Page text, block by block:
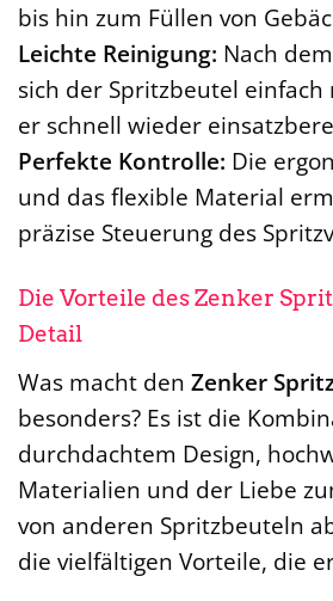
bis hin zum Füllen von
Leichte Reinigung: Nach
sich der Spritzbeutel einfach
er schnell wieder
Perfekte Kontrolle: Die
und das flexible Material
präzise Steuerung des
Die Vorteile des Zenker
Detail
Was macht den Zenker
besonders? Es ist die
durchdachtem Design,
Materialien und der Liebe
von anderen Spritzbeuteln
die vielfältigen Vorteile, die